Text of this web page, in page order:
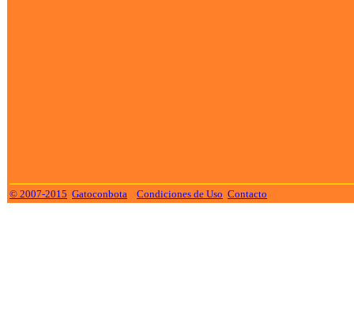
© 2007-2015 Gatoconbota Condiciones de Uso Contacto